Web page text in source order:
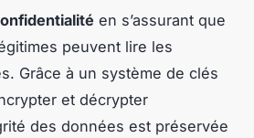
en s’assurant que
peuvent lire les
Grâce à un système de clés
et décrypter
des données est préservée